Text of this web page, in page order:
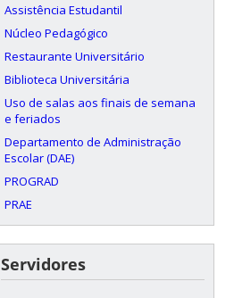
Assistência Estudantil
Núcleo Pedagógico
Restaurante Universitário
Biblioteca Universitária
Uso de salas aos finais de semana
e feriados
Departamento de Administração
Escolar (DAE)
PROGRAD
PRAE
Servidores